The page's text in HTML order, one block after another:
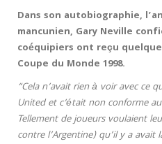
Dans son autobiographie,
mancunien, Gary Neville
coéquipiers ont reçu
Coupe du Monde 1998.
“Cela n’avait rien à voir avec ce
United et c’était non conforme
Tellement de joueurs voulaient
contre l’Argentine) qu’il y a